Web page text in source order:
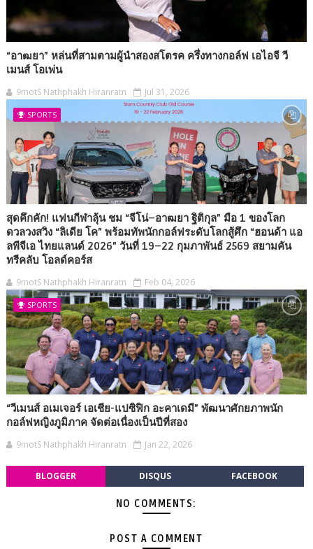
“อาฒยา” หล่นที่สามตามผู้นำสองสโตรค ครึ่งทางกอล์ฟ เอไอจี วี
เมนส์ โอเพ่น
9motS Nathphakh Hiranratn Jul 31, 2026
SPORTS
สุดคึกคัก! แฟนกีฬาลุ้น ชม “จีโน่–อาฒยา ฐิติกุล” มือ 1 ของโลก
ดวลวงสวิง “ลิเดีย โค” พร้อมทัพนักกอล์ฟระดับโลกสู้ศึก “ฮอนด้า แอ
ลพีจีเอ ไทยแลนด์ 2026” วันที่ 19–22 กุมภาพันธ์ 2569 สยามคัน
ทรีคลับ โอลด์คอร์ส
9motS Nathphakh Hiranratn Feb 04, 2026
SPORTS
“วีเมนส์ อเมเจอร์ เอเชีย-แปซิฟิก อะคาเดมี” พัฒนาศักยภาพนัก
กอล์ฟหญิงภูมิภาค จัดต่อเนื่องเป็นปีที่สอง
9motS Nathphakh Hiranratn Jan 22, 2026
BLOGGER DISQUS FACEBOOK
NO COMMENTS:
POST A COMMENT